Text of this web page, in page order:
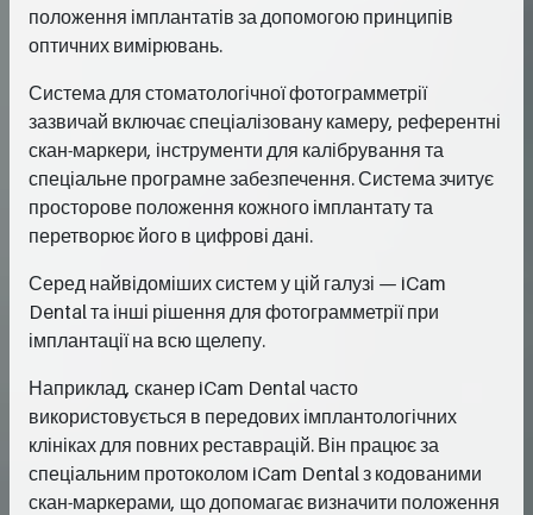
положення імплантатів за допомогою принципів
оптичних вимірювань.
Система для стоматологічної фотограмметрії
зазвичай включає спеціалізовану камеру, референтні
скан-маркери, інструменти для калібрування та
спеціальне програмне забезпечення. Система зчитує
просторове положення кожного імплантату та
перетворює його в цифрові дані.
Серед найвідоміших систем у цій галузі — iCam
Dental та інші рішення для фотограмметрії при
імплантації на всю щелепу.
Наприклад, сканер iCam Dental часто
використовується в передових імплантологічних
клініках для повних реставрацій. Він працює за
спеціальним протоколом iCam Dental з кодованими
скан-маркерами, що допомагає визначити положення